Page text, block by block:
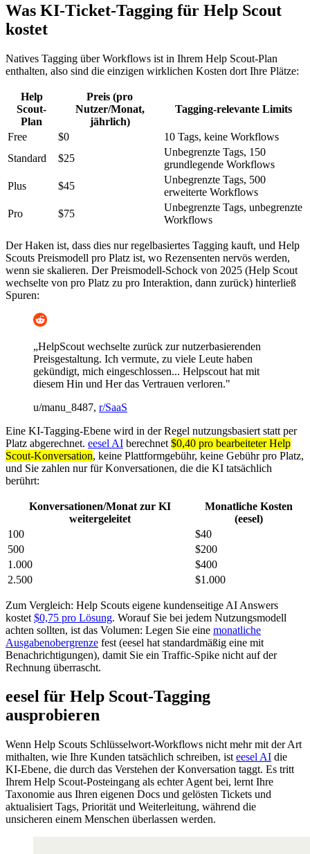
Was KI-Ticket-Tagging für Help Scout
kostet
Natives Tagging über Workflows ist in Ihrem Help Scout-Plan
enthalten, also sind die einzigen wirklichen Kosten dort Ihre Plätze:
Help
Scout-
Plan
Preis (pro
Nutzer/Monat,
jährlich)
Tagging-relevante Limits
Free $0
10 Tags, keine Workflows
Standard
$25
Unbegrenzte Tags, 150
grundlegende Workflows
Plus
$45
Unbegrenzte Tags, 500
erweiterte Workflows
Pro
$75
Unbegrenzte Tags, unbegrenzte
Workflows
Der Haken ist, dass dies nur regelbasiertes Tagging kauft, und Help
Scouts Preismodell pro Platz ist, wo Rezensenten nervös werden,
wenn sie skalieren. Der Preismodell-Schock von 2025 (Help Scout
wechselte von pro Platz zu pro Interaktion, dann zurück) hinterließ
Spuren:
„HelpScout wechselte zurück zur nutzerbasierenden
Preisgestaltung. Ich vermute, zu viele Leute haben
gekündigt, mich eingeschlossen... Helpscout hat mit
diesem Hin und Her das Vertrauen verloren."
u/manu_8487, r/SaaS
Eine KI-Tagging-Ebene wird in der Regel nutzungsbasiert statt per
Platz abgerechnet. eesel AI berechnet $0,40 pro bearbeiteter Help
Scout-Konversation, keine Plattformgebühr, keine Gebühr pro Platz,
und Sie zahlen nur für Konversationen, die die KI tatsächlich
berührt:
Konversationen/Monat zur KI
weitergeleitet
Monatliche Kosten
(eesel)
100
$40
500
$200
1.000
$400
2.500
$1.000
Zum Vergleich: Help Scouts eigene kundenseitige AI Answers
kostet $0,75 pro Lösung. Worauf Sie bei jedem Nutzungsmodell
achten sollten, ist das Volumen: Legen Sie eine monatliche
Ausgabenobergrenze fest (eesel hat standardmäßig eine mit
Benachrichtigungen), damit Sie ein Traffic-Spike nicht auf der
Rechnung überrascht.
eesel für Help Scout-Tagging
ausprobieren
Wenn Help Scouts Schlüsselwort-Workflows nicht mehr mit der Art
mithalten, wie Ihre Kunden tatsächlich schreiben, ist eesel AI die
KI-Ebene, die durch das Verstehen der Konversation taggt. Es tritt
Ihrem Help Scout-Posteingang als echter Agent bei, lernt Ihre
Taxonomie aus Ihren eigenen Docs und gelösten Tickets und
aktualisiert Tags, Priorität und Weiterleitung, während die
unsicheren einem Menschen überlassen werden.